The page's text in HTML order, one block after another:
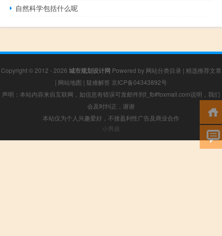
自然科学包括什么呢
Copyright © 2012 - 2026 城市规划设计网 Powered by 网站分类目录 | 精选推荐文章
| 网站地图 | 疑难解答 京ICP备04343892号
声明：本站内容来自互联网，如信息有错误可发邮件到f_fb#foxmail.com说明，我们
会及时纠正，谢谢
本站仅为个人兴趣爱好，不接盈利性广告及商业合作
小男孩